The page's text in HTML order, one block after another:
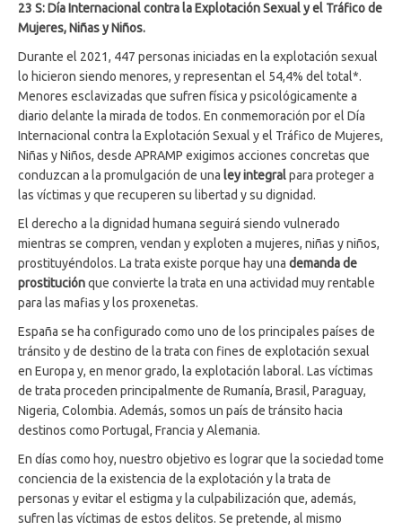
23 S: Día Internacional contra la Explotación Sexual y el Tráfico de
Mujeres, Niñas y Niños.
Durante el 2021, 447 personas iniciadas en la explotación sexual
lo hicieron siendo menores, y representan el 54,4% del total*.
Menores esclavizadas que sufren física y psicológicamente a
diario delante la mirada de todos. En conmemoración por el Día
Internacional contra la Explotación Sexual y el Tráfico de Mujeres,
Niñas y Niños, desde APRAMP exigimos acciones concretas que
conduzcan a la promulgación de una ley integralpara proteger a
las víctimas y que recuperen su libertad y su dignidad.
El derecho a la dignidad humana seguirá siendo vulnerado
mientras se compren, vendan y exploten a mujeres, niñas y niños,
prostituyéndolos. La trata existe porque hay una demandade
prostituciónque convierte la trata en una actividad muy rentable
para las mafias y los proxenetas.
España se ha configurado como uno de los principales países de
tránsito y de destino de la trata con fines de explotación sexual
en Europa y, en menor grado, la explotación laboral. Las víctimas
de trata proceden principalmente de Rumanía, Brasil, Paraguay,
Nigeria, Colombia. Además, somos un país de tránsito hacia
destinos como Portugal, Francia y Alemania.
En días como hoy, nuestro objetivo es lograr que la sociedad tome
conciencia de la existencia de la explotación y la trata de
personas y evitar el estigma y la culpabilización que, además,
sufren las víctimas de estos delitos. Se pretende, al mismo